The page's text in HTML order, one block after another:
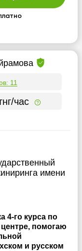
11
час
имени
4-го курса по
помогаю
и русском